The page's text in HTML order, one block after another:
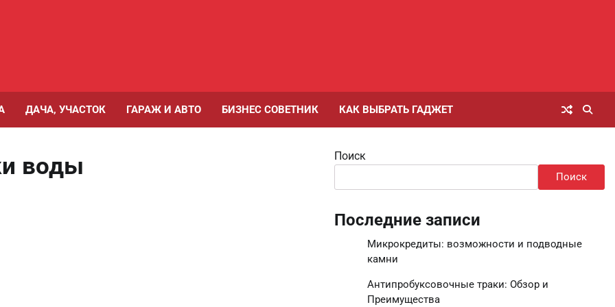
ДАЧА, УЧАСТОК ГАРАЖ И АВТО БИЗНЕС СОВЕТНИК КАК ВЫБРАТЬ ГАДЖЕТ
воды Поиск
Поиск
Последние записи
Микрокредиты: возможности и подводные
камни
Антипробуксовочные траки: Обзор и
Преимущества